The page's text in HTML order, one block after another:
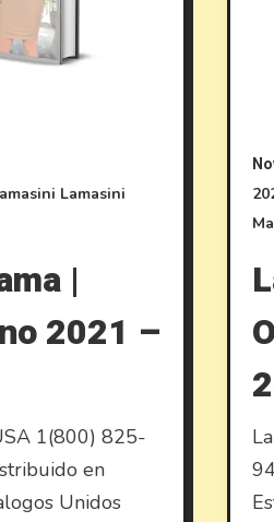
Lamasini
|
2021 –
1(800) 825-
en
Unidos